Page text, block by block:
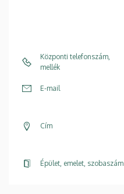
Központi telefonszám,
mellék
E-mail
Cím
Épület, emelet, szobaszám